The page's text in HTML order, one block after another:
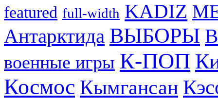
featured full-width KADIZ
Антарктида ВЫБОРЫ
военные игры К-ПОП
Космос Кымгансан